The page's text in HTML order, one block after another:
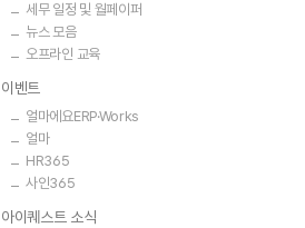
세무 일정 및 월페이퍼
뉴스 모음
오프라인 교육
이벤트
얼마에요ERP·Works
얼마
HR365
사인365
아이퀘스트 소식